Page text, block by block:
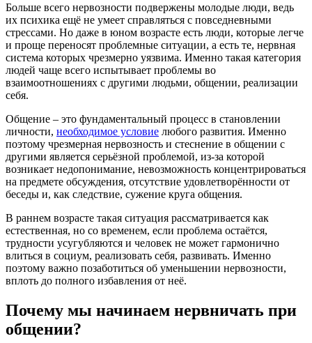
Больше всего нервозности подвержены молодые люди, ведь
их психика ещё не умеет справляться с повседневными
стрессами. Но даже в юном возрасте есть люди, которые легче
и проще переносят проблемные ситуации, а есть те, нервная
система которых чрезмерно уязвима. Именно такая категория
людей чаще всего испытывает проблемы во
взаимоотношениях с другими людьми, общении, реализации
себя.
Общение – это фундаментальный процесс в становлении
личности, необходимое условие любого развития. Именно
поэтому чрезмерная нервозность и стеснение в общении с
другими является серьёзной проблемой, из-за которой
возникает недопонимание, невозможность концентрироваться
на предмете обсуждения, отсутствие удовлетворённости от
беседы и, как следствие, сужение круга общения.
В раннем возрасте такая ситуация рассматривается как
естественная, но со временем, если проблема остаётся,
трудности усугубляются и человек не может гармонично
влиться в социум, реализовать себя, развивать. Именно
поэтому важно позаботиться об уменьшении нервозности,
вплоть до полного избавления от неё.
Почему мы начинаем нервничать при
общении?